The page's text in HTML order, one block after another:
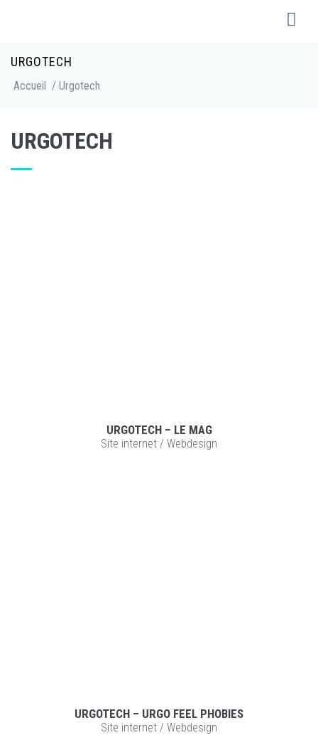
URGOTECH
Accueil / Urgotech
URGOTECH
URGOTECH – LE MAG
Site internet / Webdesign
URGOTECH – URGO FEEL PHOBIES
Site internet / Webdesign